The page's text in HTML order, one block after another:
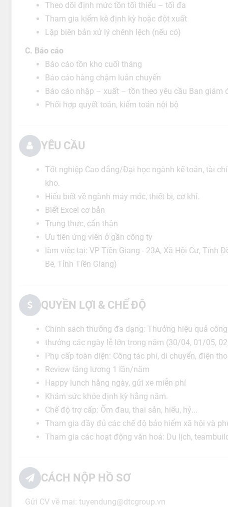
Theo dõi định mức tồn tối thiểu – tối đa
Tham gia kiểm kê định kỳ hoặc đột xuất
Lập biên bản xử lý chênh lệch (nếu có)
C. Báo cáo
Báo cáo tồn kho cuối tháng
Báo cáo hàng chậm luân chuyển
Báo cáo nhập – xuất – tồn theo yêu cầu Ban giám
Phối hợp quyết toán, kiểm toán nội bộ
YÊU CẦU
Tốt nghiệp Cao đẳng/Đại học ngành kế toán, tài
kho.
Hiểu biết về ngành máy móc, thiết bị, cơ khí.
Biết Excel cơ bản
Trung thực, cẩn thận
Ưu tiên ứng viên ở gần công ty
làm việc tại: VP Tiền Giang - 23A, Xã Hội Cư, Tỉnh
Bè, Tỉnh Tiền Giang)
QUYỀN LỢI & CHẾ ĐỘ
Chính sách thưởng đa dạng: Thưởng hiệu quả
thưởng các ngày lễ lớn trong năm (30/04, 01/05,
Phụ cấp toàn diện: Công tác phí, di chuyển, điện
Review tăng lương 1 lần/năm
Happy lunch hằng ngày, gửi xe miễn phí
Khám sức khỏe định kỳ hằng năm.
Chế độ trợ cấp: Ốm đau, thai sản, hiếu, hỷ...
Tham gia đầy đủ các chế độ bảo hiểm xã hội và
Tham gia các hoạt động văn hoá: Du lịch,
CÁCH NỘP HỒ SƠ
Gửi CV về mai: tuyendung@dtcgroup.vn